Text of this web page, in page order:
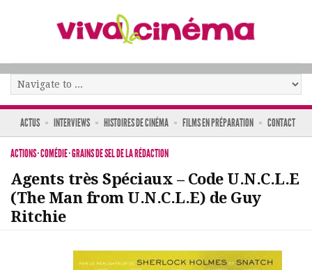
ACTUS INTERVIEWS HISTOIRES DE CINÉMA FILMS EN PRÉPARATION CONTACT
ACTIONS·COMÉDIE·GRAINS DE SEL DE LA RÉDACTION
Agents très Spéciaux – Code U.N.C.L.E
(The Man from U.N.C.L.E) de Guy
Ritchie